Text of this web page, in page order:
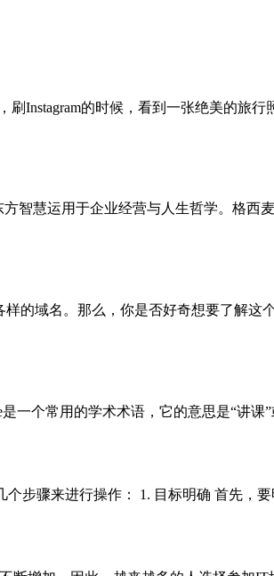
Instagram的时候，看到一张绝美的旅
智慧运用于企业经营与人生哲学。格西
的域名。那么，你是否好奇想要了解这
一个常用的学术术语，它的意思是“讲课
步骤来进行操作： 1. 目标明确 首先，